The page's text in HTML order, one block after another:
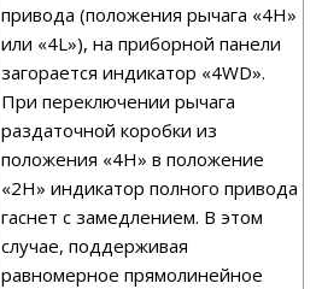
привода (положения рычага «4Н»
или «4L»), на приборной панели
загорается индикатор «4WD».
При переключении рычага
раздаточной коробки из
положения «4Н» в положение
«2Н» индикатор полного привода
гаснет с замедлением. В этом
случае, поддерживая
равномерное прямолинейное